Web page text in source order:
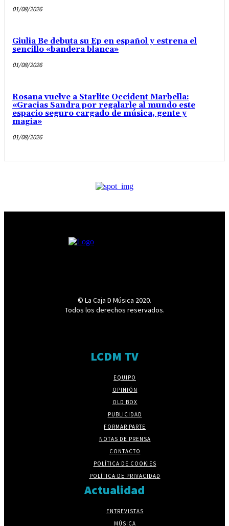
01/08/2026
Giulia Be debuta su Ep en español y estrena el
sencillo «bandera blanca»
01/08/2026
Rosana vuelve a Starlite Occident Marbella:
«Gracias Sandra por regalarle al mundo este
espacio seguro cargado de música, gente y
magia»
01/08/2026
© La Caja D Música 2020.
Todos los derechos reservados.
LCDM TV
EQUIPO
OPINIÓN
OLD BOX
PUBLICIDAD
FORMAR PARTE
NOTAS DE PRENSA
CONTACTO
POLÍTICA DE COOKIES
POLÍTICA DE PRIVACIDAD
Actualidad
ENTREVISTAS
MÚSICA